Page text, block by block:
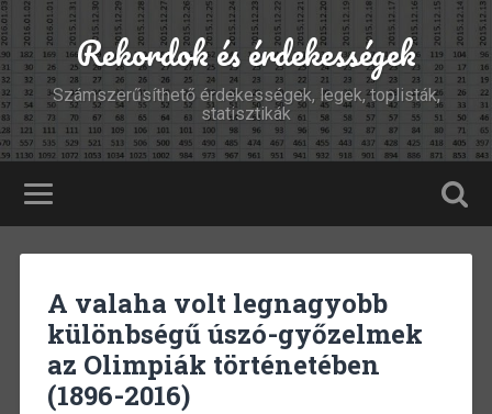
Rekordok és érdekességek
Számszerűsíthető érdekességek, legek, toplisták,
statisztikák
A valaha volt legnagyobb
különbségű úszó-győzelmek
az Olimpiák történetében
(1896-2016)